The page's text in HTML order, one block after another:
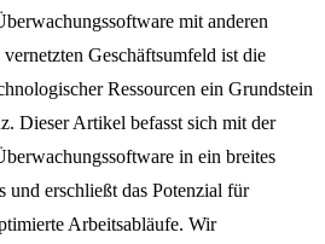
mit anderen
Geschäftsumfeld ist die
Ressourcen ein Grundstein
Dieser Artikel befasst sich mit der
in ein breites
und erschließt das Potenzial für
Arbeitsabläufe. Wir